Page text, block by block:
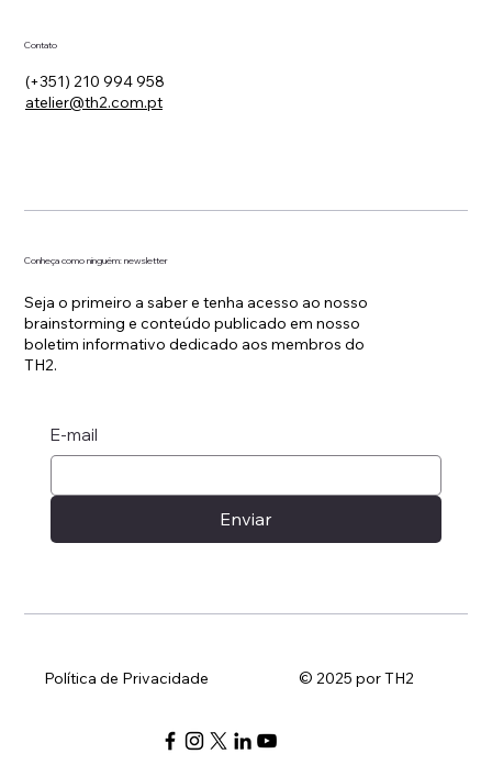
Contato
(+351) 210 994 958
atelier@th2.com.pt
Conheça como ninguém: newsletter
Seja o primeiro a saber e tenha acesso ao nosso
brainstorming e conteúdo publicado em nosso
boletim informativo dedicado aos membros do
TH2.
E-mail
Enviar
Política de Privacidade © 2025 por TH2